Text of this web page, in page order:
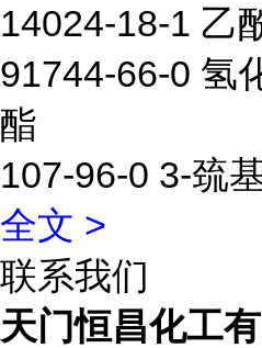
14024-18-1 乙
91744-66-0 氢
酯
107-96-0 3-巯
全文 >
联系我们
天门恒昌化工